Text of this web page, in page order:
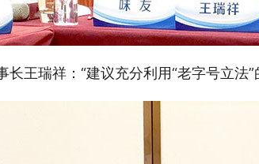
长王瑞祥：“建议充分利用“老字号立法